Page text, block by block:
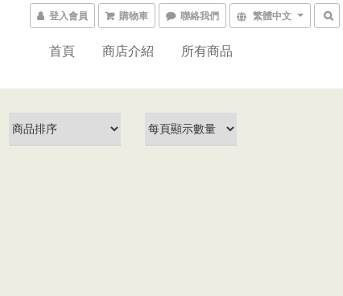
登入會員 購物車 聯絡我們 繁體中文
首頁 商店介紹 所有商品